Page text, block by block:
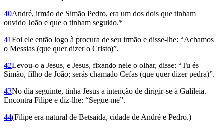
40André, irmão de Simão Pedro, era um dos dois que tinham
ouvido João e que o tinham seguido.*
41Foi ele então logo à procura de seu irmão e disse-lhe: “Achamos
o Messias (que quer dizer o Cristo)”.
42Levou-o a Jesus, e Jesus, fixando nele o olhar, disse: “Tu és
Simão, filho de João; serás chamado Cefas (que quer dizer pedra)”.
43No dia seguinte, tinha Jesus a intenção de dirigir-se à Galileia.
Encontra Filipe e diz-lhe: “Segue-me”.
44(Filipe era natural de Betsaida, cidade de André e Pedro.)